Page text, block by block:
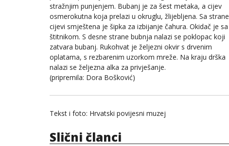
stražnjim punjenjem. Bubanj je za šest metaka, a cijev
osmerokutna koja prelazi u okruglu, žlijebljena. Sa strane
cijevi smještena je šipka za izbijanje čahura. Okidač je sa
štitnikom. S desne strane bubnja nalazi se poklopac koji
zatvara bubanj. Rukohvat je željezni okvir s drvenim
oplatama, s rezbarenim uzorkom mreže. Na kraju drška
nalazi se željezna alka za privješanje.
(pripremila: Dora Bošković)
Tekst i foto: Hrvatski povijesni muzej
Slični članci